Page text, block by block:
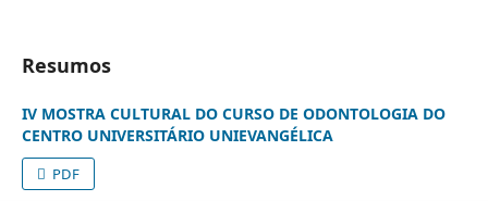
Resumos
IV MOSTRA CULTURAL DO CURSO DE ODONTOLOGIA DO
CENTRO UNIVERSITÁRIO UNIEVANGÉLICA
PDF